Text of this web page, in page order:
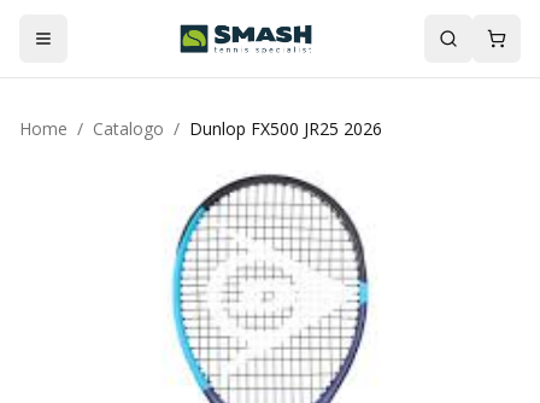
Home / Catalogo / Dunlop FX500 JR25 2026